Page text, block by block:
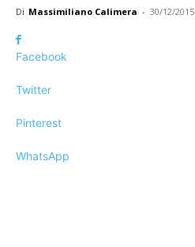
Di Massimiliano Calimera - 30/12/2015
Facebook
Twitter
Pinterest
WhatsApp